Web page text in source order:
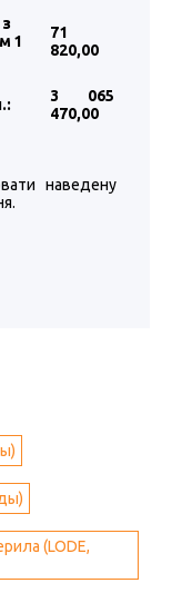
1
71
820,00
3 065
470,00
наведену
(LODE,